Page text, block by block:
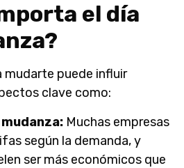
el día
mudarte puede influir
clave como:
Muchas empresas
según la demanda, y
ser más económicos que